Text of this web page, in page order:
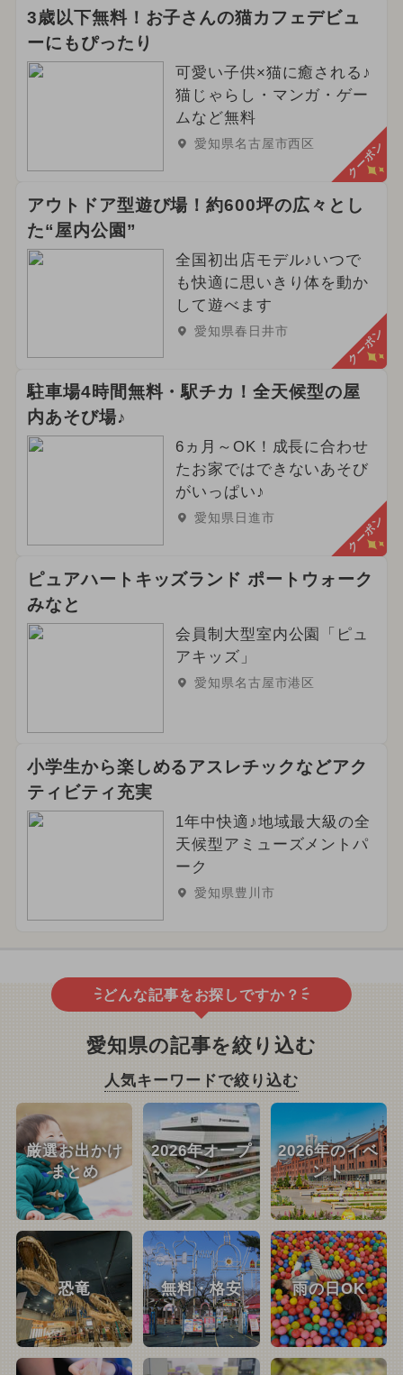
3歳以下無料！お子さんの猫カフェデビュ
ーにもぴったり
可愛い子供×猫に癒される♪
猫じゃらし・マンガ・ゲー
ムなど無料
愛知県名古屋市西区 クーポン
アウトドア型遊び場！約600坪の広々とし
た“屋内公園”
全国初出店モデル♪いつで
も快適に思いきり体を動か
して遊べます
愛知県春日井市 クーポン
駐車場4時間無料・駅チカ！全天候型の屋
内あそび場♪
6ヵ月～OK！成長に合わせ
たお家ではできないあそび
がいっぱい♪
愛知県日進市 クーポン
ピュアハートキッズランド ポートウォーク
みなと
会員制大型室内公園「ピュ
アキッズ」
愛知県名古屋市港区
小学生から楽しめるアスレチックなどアク
ティビティ充実
1年中快適♪地域最大級の全
天候型アミューズメントパ
ーク
愛知県豊川市
どんな記事をお探しですか？
愛知県の記事を絞り込む
人気キーワードで絞り込む
厳選お出かけ
まとめ
2026年オープ
ン
2026年のイベ
ント
恐竜 無料・格安 雨の日OK